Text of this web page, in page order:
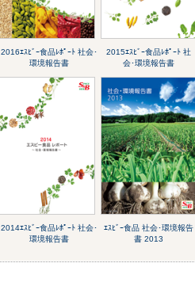
2016ｴｽﾋﾞｰ食品ﾚﾎﾟｰﾄ 社会･
環境報告書
2015ｴｽﾋﾞｰ食品ﾚﾎﾟｰﾄ 社
会･環境報告書
2014ｴｽﾋﾞｰ食品ﾚﾎﾟｰﾄ 社会･
環境報告書
ｴｽﾋﾞｰ食品 社会･環境報告
書 2013